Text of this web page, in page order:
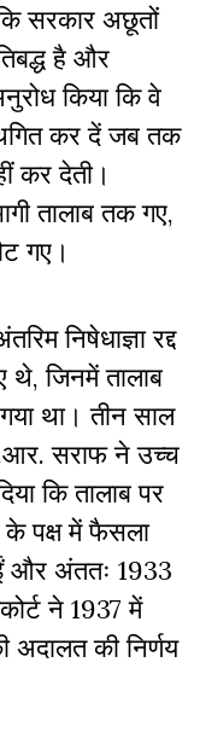
सरकार अछूतों
है और
किया कि वे
कर दें जब तक
कर देती।
तालाब तक गए,
गए।
निषेधाज्ञा रद्द
थे, जिनमें तालाब
गया था। तीन साल
सराफ ने उच्च
कि तालाब पर
पक्ष में फैसला
और अंततः 1933
ने 1937 में
की निर्णय